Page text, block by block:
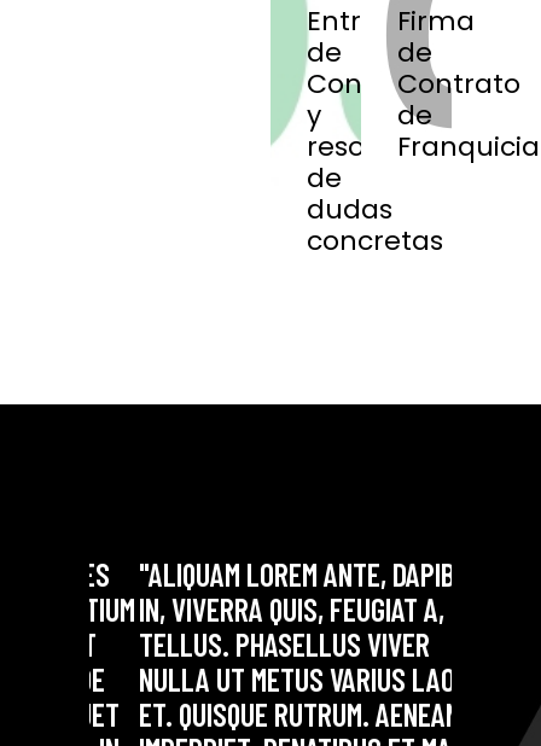
Entrega
de
Contrato
y
resolución
de
dudas
concretas
Firma
de
Contrato
de
Franquicia
LOREM ANTE, DAPIBUS
QUIS, FEUGIAT A,
VIVER
METUS VARIUS LAORE
RUTRUM. AENEAN
"LOREM IPSUM DOLOR
CONSECTETUER
AENEAN COMMODO
DOLOR. AENEAN MASSA.
SOCIIS THEME NATOQUE